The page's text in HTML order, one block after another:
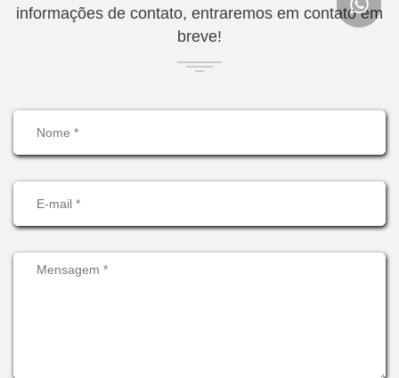
informações de contato, entraremos em contato em
breve!